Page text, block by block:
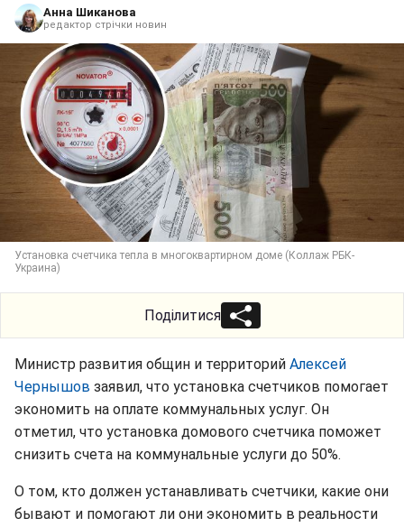
Анна Шиканова
редактор стрічки новин
Установка счетчика тепла в многоквартирном доме (Коллаж РБК-
Украина)
Поділитися
Министр развития общин и территорий Алексей
Чернышов заявил, что установка счетчиков помогает
экономить на оплате коммунальных услуг. Он
отметил, что установка домового счетчика поможет
снизить счета на коммунальные услуги до 50%.
О том, кто должен устанавливать счетчики, какие они
бывают и помогают ли они экономить в реальности